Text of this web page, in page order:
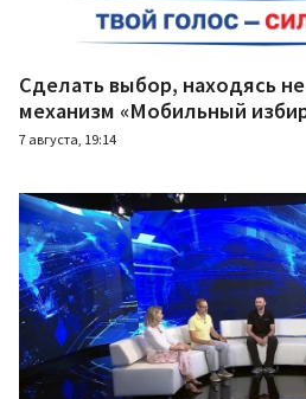
Сделать выбор, находясь
механизм «Мобильный
7 августа, 19:14